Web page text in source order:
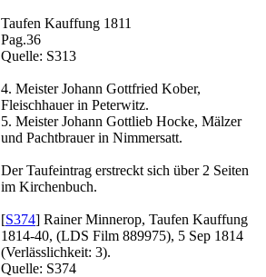
Taufen Kauffung 1811
Pag.36
Quelle: S313
4. Meister Johann Gottfried Kober,
Fleischhauer in Peterwitz.
5. Meister Johann Gottlieb Hocke, Mälzer
und Pachtbrauer in Nimmersatt.
Der Taufeintrag erstreckt sich über 2 Seiten
im Kirchenbuch.
[S374] Rainer Minnerop, Taufen Kauffung
1814-40, (LDS Film 889975), 5 Sep 1814
(Verlässlichkeit: 3).
Quelle: S374